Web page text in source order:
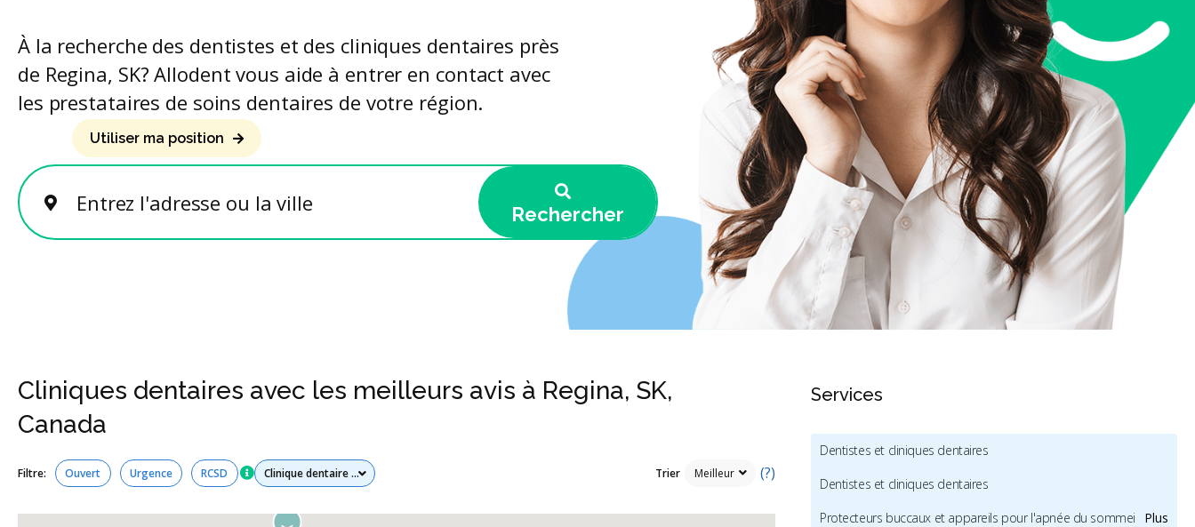
À la recherche des dentistes et des cliniques dentaires près
de Regina, SK? Allodent vous aide à entrer en contact avec
les prestataires de soins dentaires de votre région.
Entrez l'adresse ou la ville
Utiliser ma position
Rechercher
Cliniques dentaires avec les meilleurs avis à Regina, SK,
Canada
Filtre: Ouvert Urgence RCSD Tous les services Trier (?)
Services
Plus
Dentistes et cliniques dentaires
Dentistes et cliniques dentaires
Protecteurs buccaux et appareils pour l'apnée du sommeil